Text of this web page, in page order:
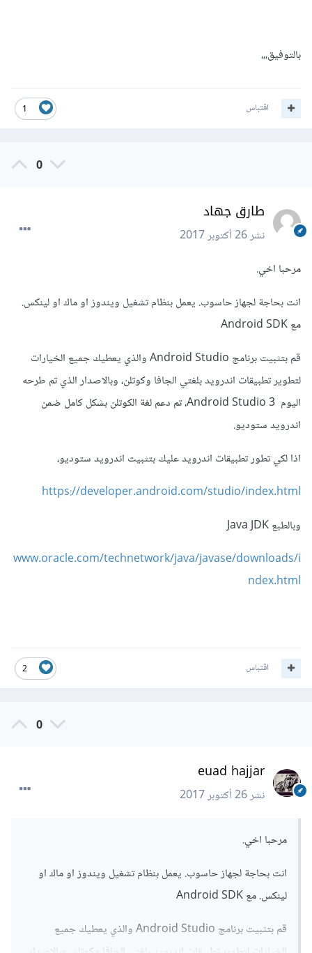
بالتوفيق،،،
1 اقتباس
0
طارق جهاد
نشر26 أكتوبر 2017
مرحبا اخي.
انت بحاجة لجهاز حاسوب. يعمل بنظام تشغيل ويندوز او ماك او لينكس.
مع Android SDK
قم بتثبيت برنامج Android Studio والذي يعطيك جميع الخيارات
لتطوير تطبيقات اندرويد بلغتي الجافا وكوتلن، وبالاصدار الذي تم طرحه
اليوم Android Studio 3، تم دعم لغة الكوتلن بشكل كامل ضمن
اندرويد ستوديو.
اذا لكي تطور تطبيقات اندرويد عليك بتثبيت اندرويد ستوديو،
https://developer.android.com/studio/index.html
وبالطبع Java JDK
www.oracle.com/technetwork/java/javase/downloads/i
ndex.html
2 اقتباس
0
euad hajjar
نشر26 أكتوبر 2017
مرحبا اخي.
انت بحاجة لجهاز حاسوب. يعمل بنظام تشغيل ويندوز او ماك او
لينكس. مع Android SDK
قم بتثبيت برنامج Android Studio والذي يعطيك جميع